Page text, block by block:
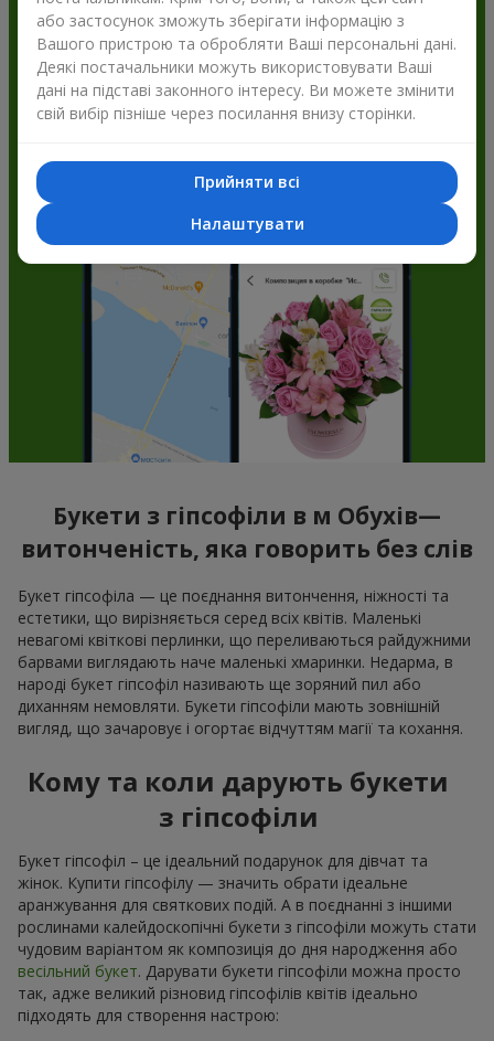
Flowers.ua і отримуйте бонуси
Букети з гіпсофіли в м Обухів—
витонченість, яка говорить без слів
Букет гіпсофіла — це поєднання витончення, ніжності та
естетики, що вирізняється серед всіх квітів. Маленькі
невагомі квіткові перлинки, що переливаються райдужними
барвами виглядають наче маленькі хмаринки. Недарма, в
народі букет гіпсофіл називають ще зоряний пил або
диханням немовляти. Букети гіпсофіли мають зовнішній
вигляд, що зачаровує і огортає відчуттям магії та кохання.
Кому та коли дарують букети
з гіпсофіли
Букет гіпсофіл – це ідеальний подарунок для дівчат та
жінок. Купити гіпсофілу — значить обрати ідеальне
аранжування для святкових подій. А в поєднанні з іншими
рослинами калейдоскопічні букети з гіпсофіли можуть стати
чудовим варіантом як композиція до дня народження або
весільний букет. Дарувати букети гіпсофіли можна просто
так, адже великий різновид гіпсофілів квітів ідеально
підходять для створення настрою:
або застосунок зможуть зберігати інформацію з
Вашого пристрою та обробляти Ваші персональні дані.
Деякі постачальники можуть використовувати Ваші
дані на підставі законного інтересу. Ви можете змінити
свій вибір пізніше через посилання внизу сторінки.
Прийняти всі
Налаштувати